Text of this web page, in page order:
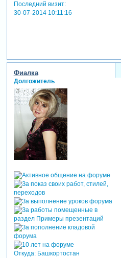
Последний визит:
30-07-2014 10:11:16
Фиалка
Долгожитель
Откуда:Башкортостан